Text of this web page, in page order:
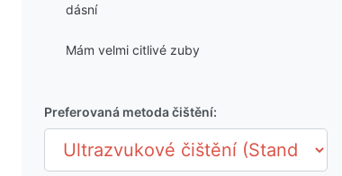
dásní
Mám velmi citlivé zuby
Preferovaná metoda čištění: